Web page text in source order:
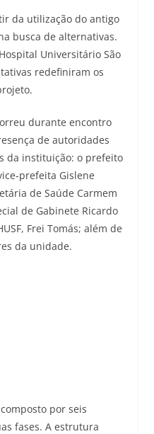
da utilização do antigo
busca de alternativas.
Universitário São
redefiniram os
durante encontro
de autoridades
da instituição: o prefeito
prefeita Gislene
de Saúde Carmem
de Gabinete Ricardo
Frei Tomás; além de
da unidade.
por seis
fases. A estrutura